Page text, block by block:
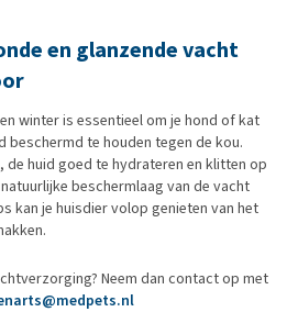
en glanzende vacht
winter is essentieel om je hond of kat
te houden tegen de kou.
huid goed te hydrateren en klitten op
beschermlaag van de vacht
kan je huisdier volop genieten van het
Neem dan contact op met